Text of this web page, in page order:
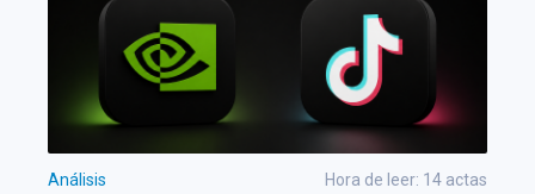
Análisis Hora de leer: 14 actas